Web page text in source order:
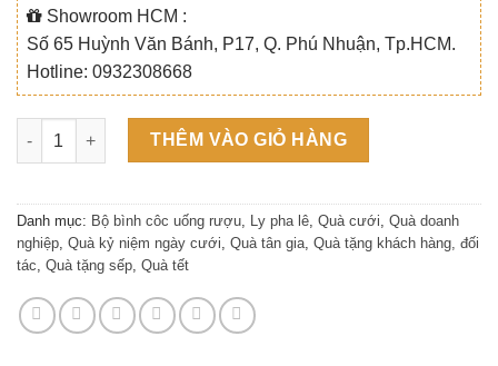
Showroom HCM :
Số 65 Huỳnh Văn Bánh, P17, Q. Phú Nhuận, Tp.HCM.
Hotline: 0932308668
Ly uống rượu khảm vàng 210ml – Bộ 6pcs (W01) số lượng
THÊM VÀO GIỎ HÀNG
Danh mục: Bộ bình côc uống rượu, Ly pha lê, Quà cưới, Quà doanh
nghiệp, Quà kỷ niệm ngày cưới, Quà tân gia, Quà tặng khách hàng, đối
tác, Quà tặng sếp, Quà tết